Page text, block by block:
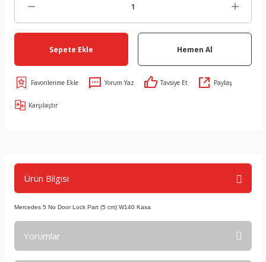
Sepete Ekle Hemen Al
Yorum Yaz Tavsiye Et Paylaş
Karşılaştır
Ürün Bilgisi
Mercedes 5 No Door Lock Part (5 cm) W140 Kasa
Yorumlar